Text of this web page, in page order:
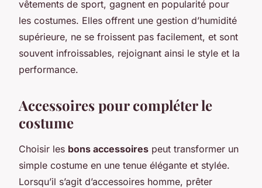
vêtements de sport, gagnent en popularité pour
les costumes. Elles offrent une gestion d’humidité
supérieure, ne se froissent pas facilement, et sont
souvent infroissables, rejoignant ainsi le style et la
performance.
Accessoires pour compléter le
costume
Choisir les bons accessoires peut transformer un
simple costume en une tenue élégante et stylée.
Lorsqu’il s’agit d’accessoires homme, prêter